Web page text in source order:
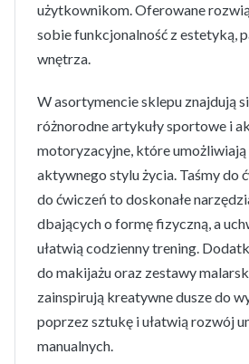
użytkownikom. Oferowane
sobie funkcjonalność z estetyką,
wnętrza.
W asortymencie sklepu znajdują
różnorodne artykuły sportowe i
motoryzacyjne, które
aktywnego stylu życia. Taśmy do
do ćwiczeń to doskonałe
dbających o formę fizyczną, a
ułatwią codzienny trening.
do makijażu oraz zestawy
zainspirują kreatywne dusze do
poprzez sztukę i ułatwią rozwój
manualnych.